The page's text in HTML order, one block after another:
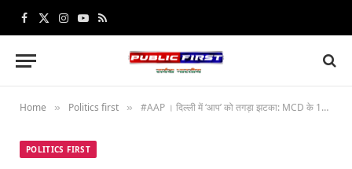
Facebook
X
Instagram
YouTube
RSS
Home » Politics first » #AAP । दिल्ली में ‘आप’ को तगड़ा झटका: MCD के 13 पार्षदों ने दिया इस्तीफा
POLITICS FIRST